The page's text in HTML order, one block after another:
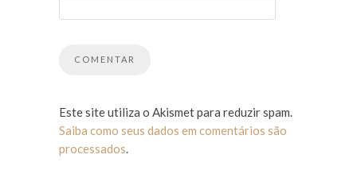
Este site utiliza o Akismet para reduzir spam.
Saiba como seus dados em comentários são
processados.